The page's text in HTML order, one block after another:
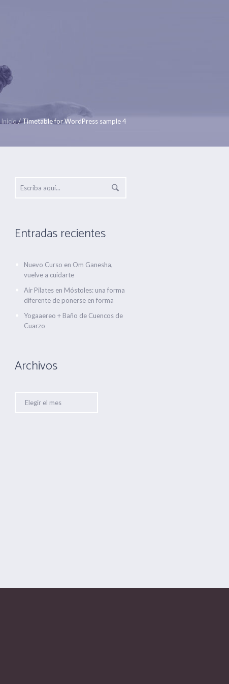
Inicio/Timetable for WordPress sample 4
Entradas recientes
Nuevo Curso en Om Ganesha,
vuelve a cuidarte
Air Pilates en Móstoles: una forma
diferente de ponerse en forma
Yogaaereo + Baño de Cuencos de
Cuarzo
Archivos